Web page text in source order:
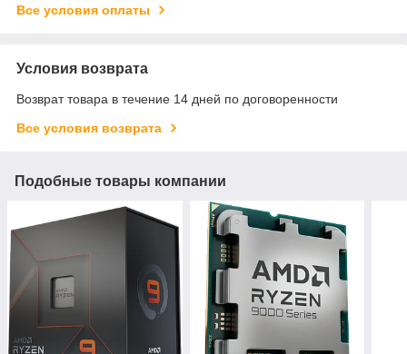
Все условия оплаты
Условия возврата
Возврат товара в течение 14 дней по договоренности
Все условия возврата
Подобные товары компании